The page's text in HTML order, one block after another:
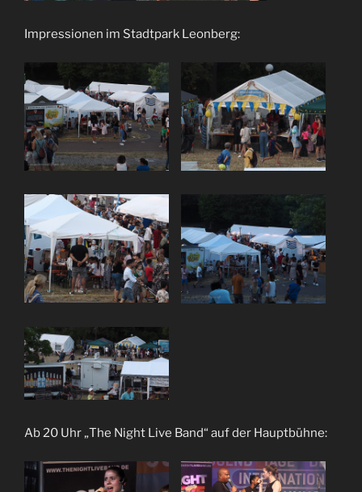
Impressionen im Stadtpark Leonberg:
Ab 20 Uhr „The Night Live Band“ auf der Hauptbühne: